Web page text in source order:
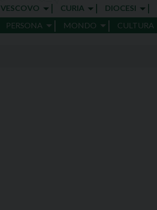
VESCOVO CURIA DIOCESI
PERSONA MONDO CULTURA